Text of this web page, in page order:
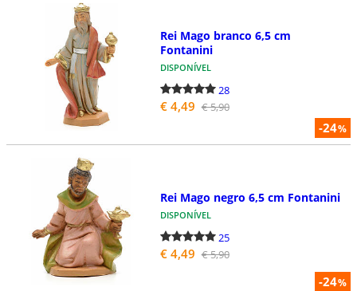
-24%
Rei Mago branco 6,5 cm
Fontanini
DISPONÍVEL
28
€ 4,49 € 5,90
-24%
Rei Mago negro 6,5 cm Fontanini
DISPONÍVEL
25
€ 4,49 € 5,90